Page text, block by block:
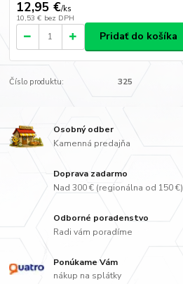
12,95 €/ks
10,53 € bez DPH
Pridať do košíka
Číslo produktu: 325
Osobný odber
Kamenná predajňa
Doprava zadarmo
Nad 300 € (regionálna od 150 €)
Odborné poradenstvo
Radi vám poradíme
Ponúkame Vám
nákup na splátky